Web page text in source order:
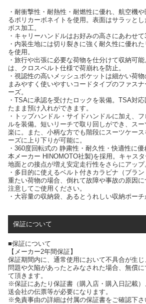
・耐衝撃性・耐熱性・耐燃性に優れ、航空機
るポリカーボネイトを使用。表面はサラッと
ボス加工。
・キャリーハンドルはお好みの高さにあわせて
・内装生地には切り裂きに強く耐久性に優れ
を使用。
・旅行や出張に必要な荷物を仕分けて収納可
は、クロスベルト仕様で荷崩れを防止。
・視認性の高いメッシュポケットは細かい荷
まみやすく使いやすいコードタイプのファス
ーズ。
・TSAに承認を受けたロックを装備。TSA対
たまま預け入れができます。
・トップハンドル・サイドハンドルに加え、
ルを装備。短いリーチで取り回しができ、ス
楽に。また、小柄な方でも階段にスーツケー
ーズに上り下りが可能に。
・360度回転式の 静粛性・耐久性・快適性に
本メーカー HINOMOTO社製)を採用。キャス
地面との接点が増え安定走行性をさらにアップ
・多目的に使えるベルト付きカラビナ（ブラ
重たい荷物の場合、倒れて故障や事故の原因
注意してご使用ください。
・大容量の収納袋、あるとうれしい収納ポーチ
保証について
■保証について
【メーカー2年間保証】
保証期間内に、通常使用において不具合が生
問題や欠陥があったとみなされた場合、無償
て頂きます。
※保証にあたり保証書（購入店・購入日記載
送会社の伝票等が必要になります。
※免責事由の詳細は付属の保証書をご確認下さ